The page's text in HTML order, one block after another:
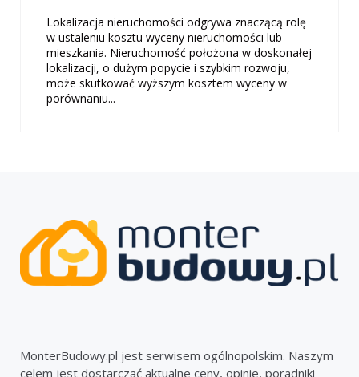
Lokalizacja nieruchomości odgrywa znaczącą rolę
w ustaleniu kosztu wyceny nieruchomości lub
mieszkania. Nieruchomość położona w doskonałej
lokalizacji, o dużym popycie i szybkim rozwoju,
może skutkować wyższym kosztem wyceny w
porównaniu...
MonterBudowy.pl jest serwisem ogólnopolskim. Naszym
celem jest dostarczać aktualne ceny, opinie, poradniki